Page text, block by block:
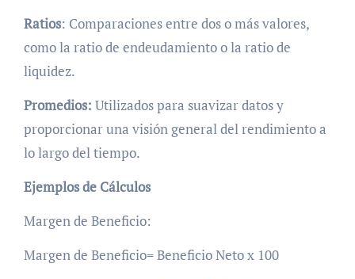
Ratios: Comparaciones entre dos o más valores,
como la ratio de endeudamiento o la ratio de
liquidez.
Promedios: Utilizados para suavizar datos y
proporcionar una visión general del rendimiento a
lo largo del tiempo.
Ejemplos de Cálculos
Margen de Beneficio:
Margen de Beneficio= Beneficio Neto x 100